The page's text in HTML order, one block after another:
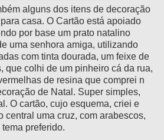
alguns dos itens de decoração
casa. O Cartão está apoiado
por base um prato natalino
uma senhora amiga, utilizando
com tinta dourada, um feixe de
que colhi de um pinheiro cá da rua,
de resina que comprei n
de Natal. Super simples,
O cartão, cujo esquema, criei e
central uma cruz, com arabescos,
preferido.